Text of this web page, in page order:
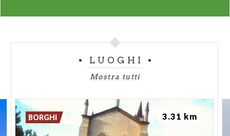
valorizzare e tutelare filari come quelli di Curtatone,
della tradizionale cultura contadina.
Monumento verde liberamente visitabile.
LUOGHI
Mostra tutti
BORGHI 3.31 km